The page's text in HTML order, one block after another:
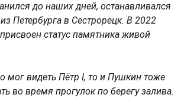
до наших дней, останавливался
Петербурга в Сестрорецк. В 2022
статус памятника живой
мог видеть Пётр I, то и Пушкин тоже
во время прогулок по берегу залива.